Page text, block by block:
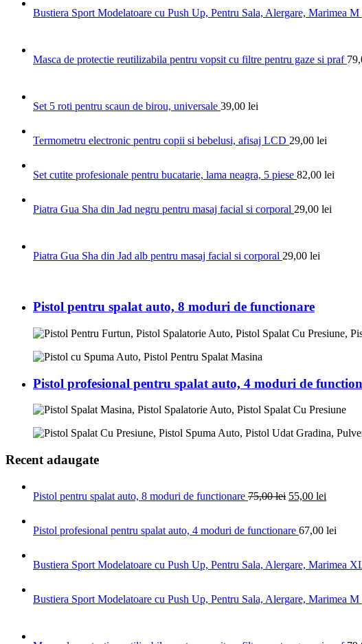
Bustiera Sport Modelatoare cu Push Up, Pentru Sala, Alergare, Marimea M
Masca de protectie reutilizabila pentru vopsit cu filtre pentru gaze si praf
Set 5 roti pentru scaun de birou, universale 39,00 lei
Termometru electronic pentru copii si bebelusi, afisaj LCD 29,00 lei
Set cutite profesionale pentru bucatarie, lama neagra, 5 piese 82,00 lei
Piatra Gua Sha din Jad negru pentru masaj facial si corporal 29,00 lei
Piatra Gua Sha din Jad alb pentru masaj facial si corporal 29,00 lei
Pistol pentru spalat auto, 8 moduri de functionare
Pistol profesional pentru spalat auto, 4 moduri de
Recent adaugate
Pistol pentru spalat auto, 8 moduri de functionare 75,00lei 55,00 lei
Pistol profesional pentru spalat auto, 4 moduri de functionare 67,00 lei
Bustiera Sport Modelatoare cu Push Up, Pentru Sala, Alergare, Marimea
Bustiera Sport Modelatoare cu Push Up, Pentru Sala, Alergare, Marimea M